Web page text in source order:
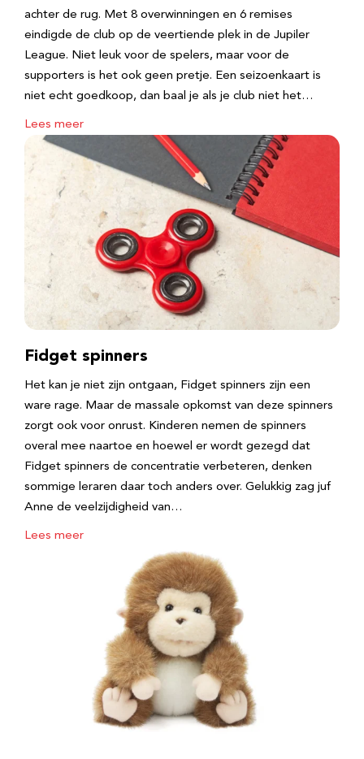
achter de rug. Met 8 overwinningen en 6 remises
eindigde de club op de veertiende plek in de Jupiler
League. Niet leuk voor de spelers, maar voor de
supporters is het ook geen pretje. Een seizoenkaart is
niet echt goedkoop, dan baal je als je club niet het…
Lees meer
Fidget spinners
Het kan je niet zijn ontgaan, Fidget spinners zijn een
ware rage. Maar de massale opkomst van deze spinners
zorgt ook voor onrust. Kinderen nemen de spinners
overal mee naartoe en hoewel er wordt gezegd dat
Fidget spinners de concentratie verbeteren, denken
sommige leraren daar toch anders over. Gelukkig zag juf
Anne de veelzijdigheid van…
Lees meer